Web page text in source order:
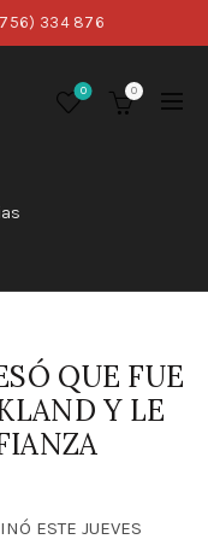
334 876
0 0
QUE FUE
Y LE
ESTE JUEVES